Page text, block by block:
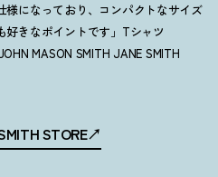
様になっており、コンパクトなサイズ
きなポイントです」Tシャツ
MASON SMITH JANE SMITH
STORE